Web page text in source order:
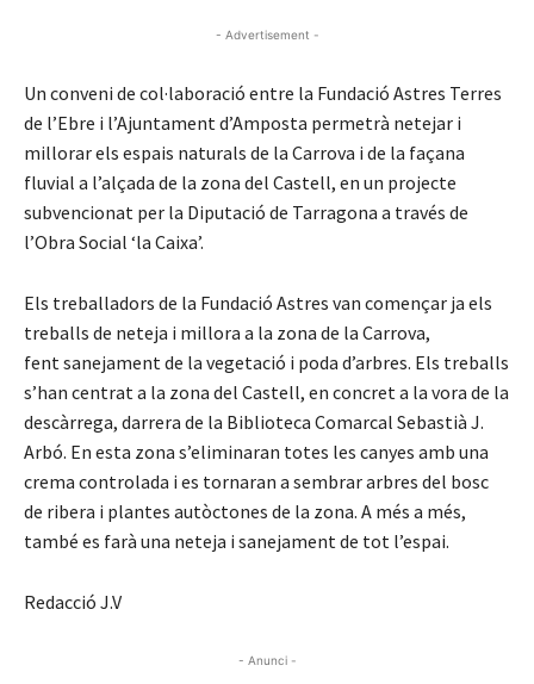
- Advertisement -
Un conveni de col·laboració entre la Fundació Astres Terres
de l’Ebre i l’Ajuntament d’Amposta permetrà netejar i
millorar els espais naturals de la Carrova i de la façana
fluvial a l’alçada de la zona del Castell, en un projecte
subvencionat per la Diputació de Tarragona a través de
l’Obra Social ‘la Caixa’.
Els treballadors de la Fundació Astres van començar ja els
treballs de neteja i millora a la zona de la Carrova,
fent sanejament de la vegetació i poda d’arbres. Els treballs
s’han centrat a la zona del Castell, en concret a la vora de la
descàrrega, darrera de la Biblioteca Comarcal Sebastià J.
Arbó. En esta zona s’eliminaran totes les canyes amb una
crema controlada i es tornaran a sembrar arbres del bosc
de ribera i plantes autòctones de la zona. A més a més,
també es farà una neteja i sanejament de tot l’espai.
Redacció J.V
- Anunci -